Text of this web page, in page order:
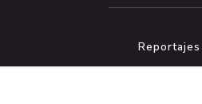
Reportajes